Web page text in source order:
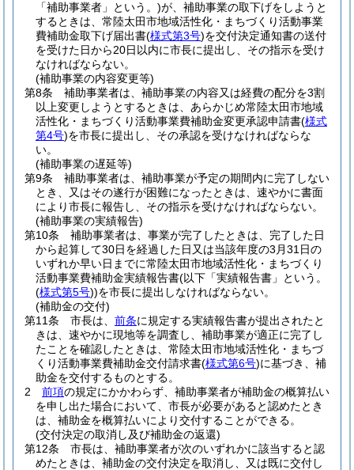
「補助事業者」という。)が、補助事業の取下げをしようと
するときは、常陸太田市地域活性化・まちづくり活動事業
費補助金取下げ届出書(様式第3号)を交付決定通知書の送付
を受けた日から20日以内に市長に提出し、その指示を受け
なければならない。
(補助事業の内容変更等)
第8条
補助事業者は、補助事業の内容又は経費の配分を3割
以上変更しようとするときは、あらかじめ常陸太田市地域
活性化・まちづくり活動事業費補助金変更承認申請書(様式
第4号)を市長に提出し、その承認を受けなければならな
い。
(補助事業の遅延等)
第9条
補助事業者は、補助事業が予定の期間内に完了しない
とき、又はその遂行が困難になったときは、速やかに書面
により市長に報告し、その指示を受けなければならない。
(補助事業の実績報告)
第10条
補助事業者は、事業が完了したときは、完了した日
から起算して30日を経過した日又は当該年度の3月31日の
いずれか早い日までに常陸太田市地域活性化・まちづくり
活動事業費補助金実績報告書(以下「実績報告書」という。
(様式第5号))を市長に提出しなければならない。
(補助金の交付)
第11条
市長は、 前条に規定する実績報告書が提出されたと
きは、速やかに現地等を調査し、補助事業が適正に完了し
たことを確認したときは、常陸太田市地域活性化・まちづ
くり活動事業費補助金交付請求書(様式第6号)に基づき、補
助金を交付するものとする。
2
前項の規定にかかわらず、補助事業者が補助金の概算払い
を申し出た場合において、市長が必要があると認めたとき
は、補助金を概算払いにより交付することができる。
(交付決定の取消し及び補助金の返還)
第12条
市長は、補助事業者が次のいずれかに該当すると認
めたときは、補助金の交付決定を取消し、又は既に交付し